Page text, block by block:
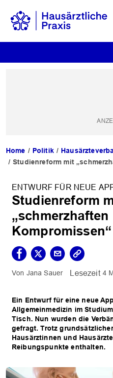
Home Politik
Studienreform mit
ENTWURF FÜR NEUE
Studienreform
„schmerzhaften
Kompromissen“
Jana Sauer 4
Ein Entwurf für eine neue
Allgemeinmedizin im
Tisch. Nun wurden die
gefragt. Trotz
Hausärztinnen und
Reibungspunkte enthalten.